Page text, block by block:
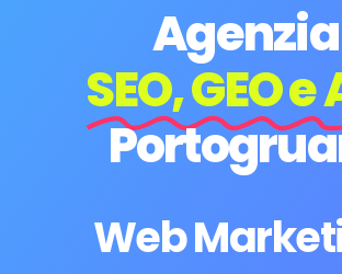
Agenzia
SEO, GEO e
Web